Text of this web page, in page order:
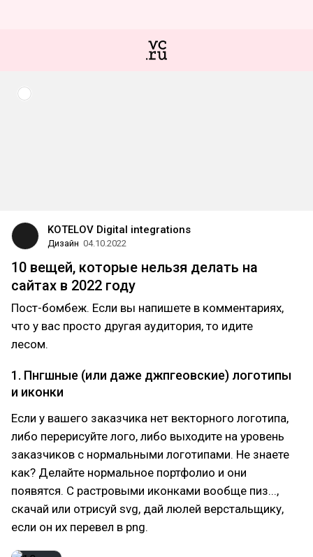
KOTELOV Digital integrations
Дизайн 04.10.2022
10 вещей, которые нельзя делать на
сайтах в 2022 году
Пост-бомбеж. Если вы напишете в комментариях,
что у вас просто другая аудитория, то идите
лесом.
1. Пнгшные (или даже джпгеовские) логотипы
и иконки
Если у вашего заказчика нет векторного логотипа,
либо перерисуйте лого, либо выходите на уровень
заказчиков с нормальными логотипами. Не знаете
как? Делайте нормальное портфолио и они
появятся. С растровыми иконками вообще пиз...,
скачай или отрисуй svg, дай люлей верстальщику,
если он их перевел в png.